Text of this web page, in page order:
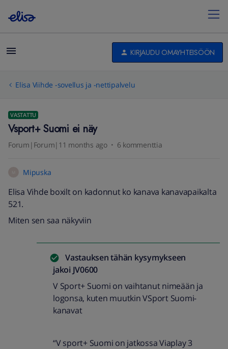
KIRJAUDU OMAYHTEISÖÖN
Elisa Viihde -sovellus ja -nettipalvelu
VASTATTU
Vsport+ Suomi ei näy
Forum|Forum|11 months ago 6 kommenttia
Mipuska
Elisa Vihde boxilt on kadonnut ko kanava kanavapaikalta
521.
Miten sen saa näkyviin
Vastauksen tähän kysymykseen
jakoi JV0600
V Sport+ Suomi on vaihtanut nimeään ja
logonsa, kuten muutkin VSport Suomi-
kanavat
“V sport+ Suomi on jatkossa Viaplay 3